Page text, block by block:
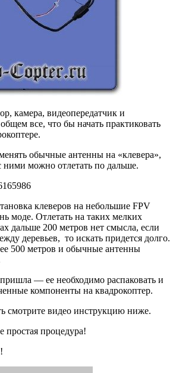
камера, видеопередатчик и
все, что бы начать практиковать
обычные антенны на «клевера»,
ними можно отлетать по дальше.
клеверов на небольшие FPV
моде. Отлетать на таких мелких
дальше 200 метров нет смысла, если
деревьев, то искать придется долго.
500 метров и обычные антенны
— ее необходимо распаковать и
компоненты на квадрокоптер.
смотрите видео инструкцию ниже.
процедура!